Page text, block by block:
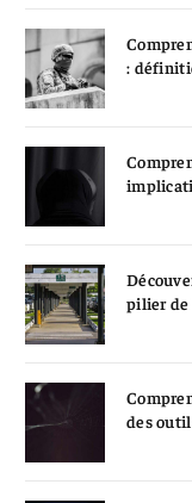
:
pilier de
des